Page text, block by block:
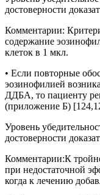
достоверности
Комментарии:
содержание
клеток в 1 мкл.
• Если повторные
эозинофилией
ДДБА, то пациенту
(приложение Б)
Уровень
достоверности
Комментарии:К
при недостаточной
когда к лечению